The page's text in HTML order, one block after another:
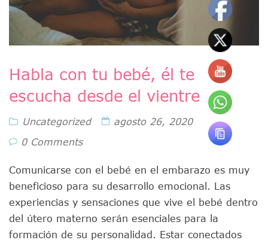
Habla con tu bebé, él te
escucha desde el vientre
Uncategorized
agosto 26, 2020
0 Comments
Comunicarse con el bebé en el embarazo es muy
beneficioso para su desarrollo emocional. Las
experiencias y sensaciones que vive el bebé dentro
del útero materno serán esenciales para la
formación de su personalidad. Estar conectados